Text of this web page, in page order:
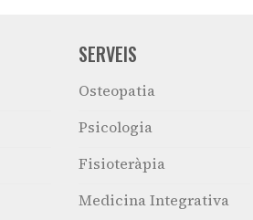
SERVEIS
Osteopatia
Psicologia
Fisioteràpia
Medicina Integrativa